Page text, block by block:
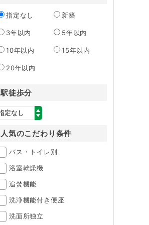
指定なし 新築
3年以内 5年以内
10年以内 15年以内
20年以内
駅徒歩分
人気のこだわり条件
バス・トイレ別
浴室乾燥機
追焚機能
洗浄機能付き便座
洗面所独立